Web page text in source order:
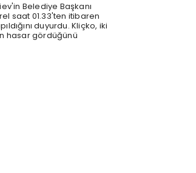
Belediye Başkanı
saat 01.33'ten itibaren
duyurdu. Kliçko, iki
hasar gördüğünü